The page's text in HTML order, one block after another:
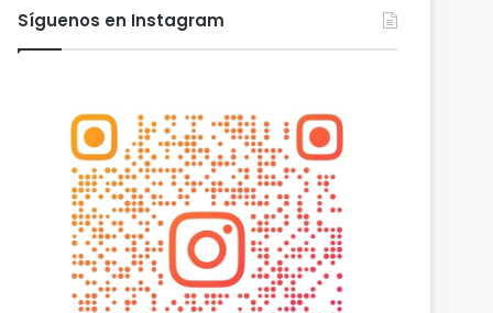
Síguenos en Instagram